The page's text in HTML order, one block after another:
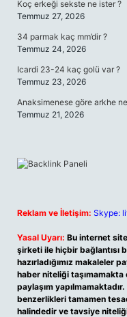
Koç erkeği sekste ne ister ?
Temmuz 27, 2026
34 parmak kaç mm’dir ?
Temmuz 24, 2026
Icardi 23-24 kaç golü var ?
Temmuz 23, 2026
Anaksimenese göre arkhe
Temmuz 21, 2026
Reklam ve İletişim: Skype:
Yasal Uyarı: Bu internet
şirketi ile hiçbir bağlantısı
hazırladığımız makaleler
haber niteliği taşımamakta
paylaşım
benzerlikleri tamamen
halindedir ve tavsiye